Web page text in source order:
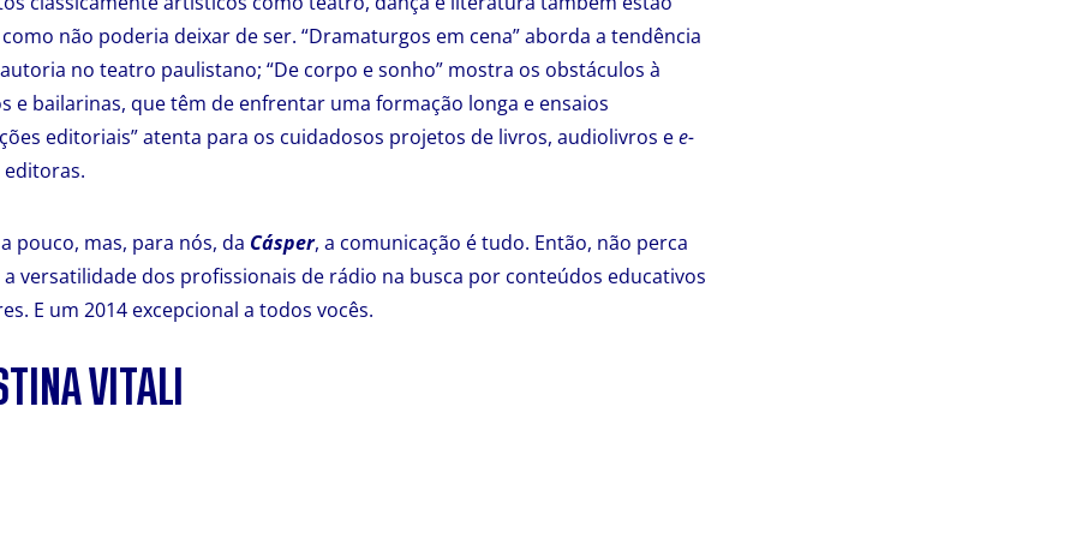
não poderia deixar de ser. “Dramaturgos em cena” aborda a tendência
no teatro paulistano; “De corpo e sonho” mostra os obstáculos à
e bailarinas, que têm de enfrentar uma formação longa e ensaios
editoriais” atenta para os cuidadosos projetos de livros, audiolivros ee-
pouco, mas, para nós, da Cásper, a comunicação é tudo. Então, não perca
a versatilidade dos profissionais de rádio na busca por conteúdos educativos
E um 2014 excepcional a todos vocês.
VITALI